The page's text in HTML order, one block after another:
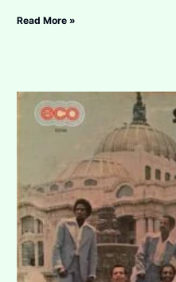
Read More »